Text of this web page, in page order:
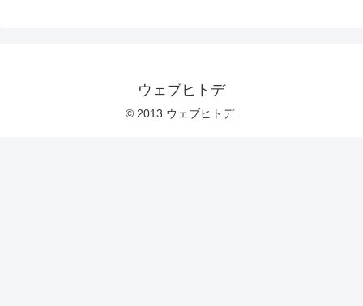
ウェブヒトデ
© 2013 ウェブヒトデ.